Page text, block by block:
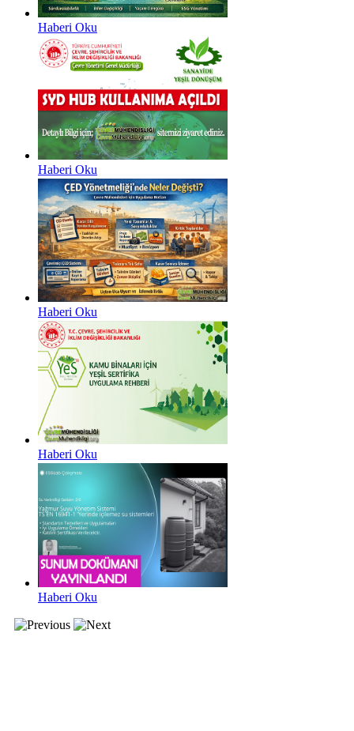
Haberi Oku
Haberi Oku
Haberi Oku
Haberi Oku
Haberi Oku